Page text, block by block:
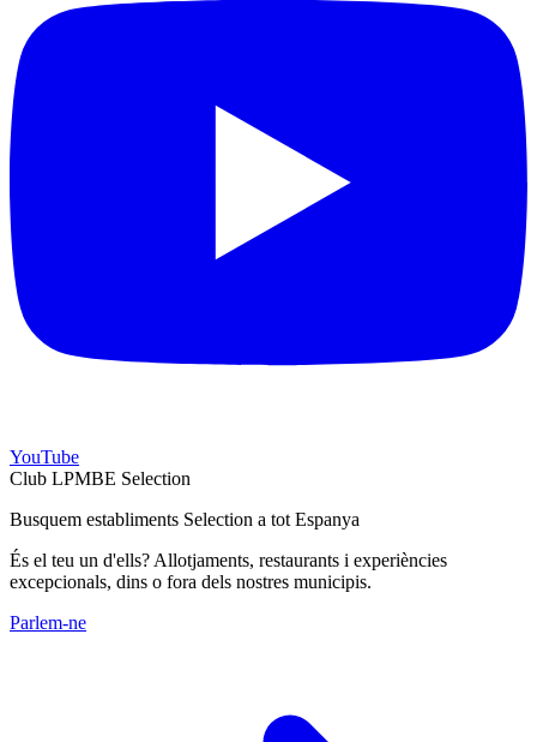
YouTube
Club LPMBE Selection
Busquem establiments Selection a tot Espanya
És el teu un d'ells? Allotjaments, restaurants i experiències
excepcionals, dins o fora dels nostres municipis.
Parlem-ne